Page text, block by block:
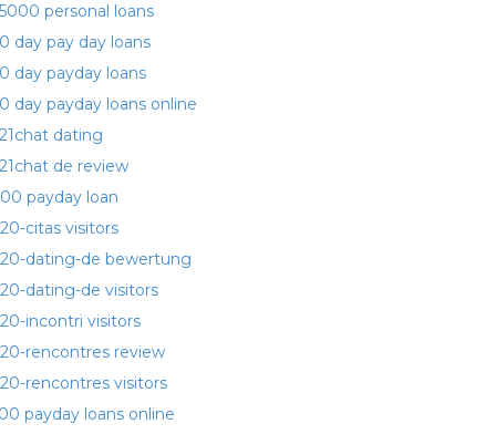
personal loans
day pay day loans
day payday loans
day payday loans online
dating
de review
payday loan
citas visitors
dating-de bewertung
dating-de visitors
incontri visitors
rencontres review
rencontres visitors
payday loans online